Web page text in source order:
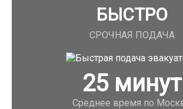
БЫСТРО
СРОЧНАЯ ПОДАЧА
25минут
Среднее время по